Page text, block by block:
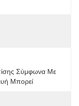
Σύμφωνα Με
Μπορεί